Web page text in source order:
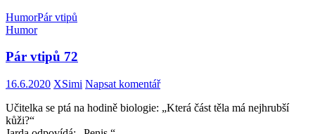
HumorPár vtipů
Humor
Pár vtipů 72
16.6.2020 XSimi Napsat komentář
Učitelka se ptá na hodině biologie: „Která část těla má nejhrubší
kůži?“